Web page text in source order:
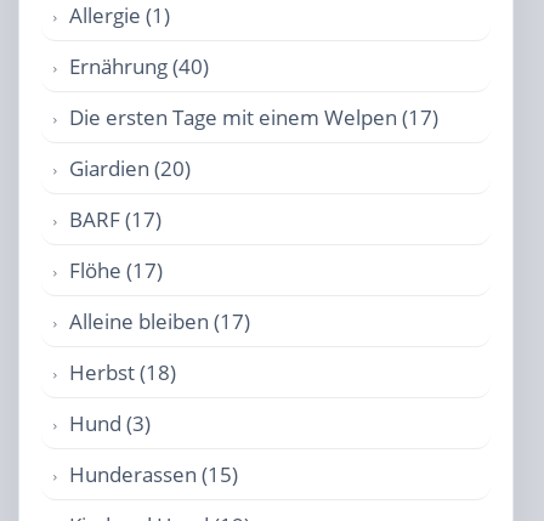
Allergie (1)
Ernährung (40)
Die ersten Tage mit einem Welpen (17)
Giardien (20)
BARF (17)
Flöhe (17)
Alleine bleiben (17)
Herbst (18)
Hund (3)
Hunderassen (15)